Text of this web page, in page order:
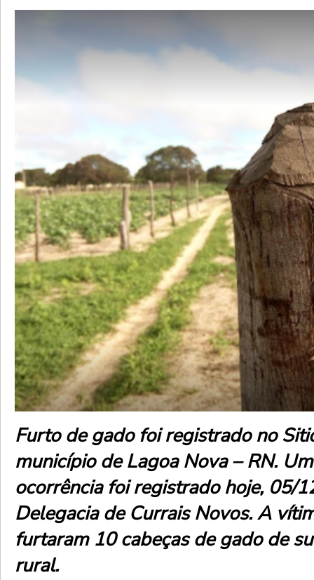
Furto de gado foi registrado no
município de Lagoa Nova – RN.
ocorrência foi registrado hoje, 05/
Delegacia de Currais Novos. A
furtaram 10 cabeças de gado de
rural.